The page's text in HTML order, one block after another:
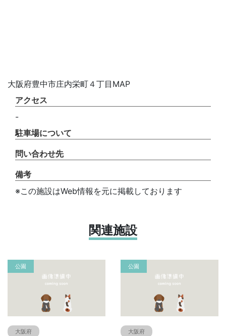
大阪府豊中市庄内栄町４丁目MAP
アクセス
-
駐車場について
問い合わせ先
備考
※この施設はWeb情報を元に掲載しております
関連施設
公園
大阪府
公園
大阪府